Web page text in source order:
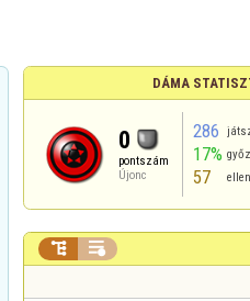
DÁMA
0
pontszám
Újonc
286
17%
57
 